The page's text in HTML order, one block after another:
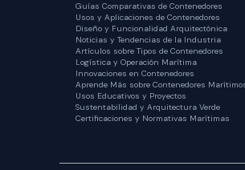
Guías Comparativas de Contenedores
Usos y Aplicaciones de Contenedores
Diseño y Funcionalidad Arquitectónica
Noticias y Tendencias de la Industria
Artículos sobre Tipos de Contenedores
Logística y Operación Marítima
Innovaciones en Contenedores
Aprende Más sobre Contenedores
Usos Educativos y Proyectos
Sustentabilidad y Arquitectura Verde
Certificaciones y Normativas Marítimas